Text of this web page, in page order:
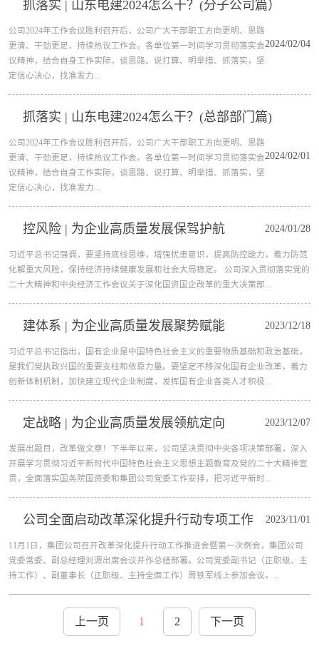
抓落实 | 山东电建2024怎么干？(分子公司篇）
2024/02/04
公司2024年工作会议胜利召开后，公司广大干部职工方向更明、思路
更清、干劲更足，持续热议工作会。各单位第一时间学习贯彻落实会
议精神，结合自身工作实际，谈思路、说打算、明举措、抓落实，坚
定信心决心，找准发力...
抓落实 | 山东电建2024怎么干？(总部部门篇)
2024/02/01
公司2024年工作会议胜利召开后，公司广大干部职工方向更明、思路
更清、干劲更足，持续热议工作会。各单位第一时间学习贯彻落实会
议精神，结合自身工作实际，谈思路、说打算、明举措、抓落实，坚
定信心决心，找准发力...
控风险 | 为企业高质量发展保驾护航 2024/01/28
习近平总书记强调，要坚持底线思维，增强忧患意识，提高防控能力，着力防范
化解重大风险，保持经济持续健康发展和社会大局稳定。 公司深入贯彻落实党的
二十大精神和中央经济工作会议关于深化国资国企改革的重大决策部...
建体系 | 为企业高质量发展聚势赋能 2023/12/18
习近平总书记指出，国有企业是中国特色社会主义的重要物质基础和政治基础，
是我们党执政兴国的重要支柱和依靠力量。要坚定不移深化国有企业改革，着力
创新体制机制，加快建立现代企业制度，发挥国有企业各类人才积极...
定战略 | 为企业高质量发展领航定向 2023/12/07
发展出题目，改革做文章！下半年以来，公司坚决贯彻中央各项决策部署，深入
开展学习贯彻习近平新时代中国特色社会主义思想主题教育及党的二十大精神宣
贯，全面落实国务院国资委和集团公司党委工作安排，把习近平新时...
公司全面启动改革深化提升行动专项工作 2023/11/01
11月1日，集团公司召开改革深化提升行动工作推进会暨第一次例会，集团公司
党委常委、副总经理刘源出席会议并作总结部署。公司党委副书记（正职级、主
持工作）、副董事长（正职级、主持全面工作）周铁军线上参加会议。...
上一页 1 2 下一页